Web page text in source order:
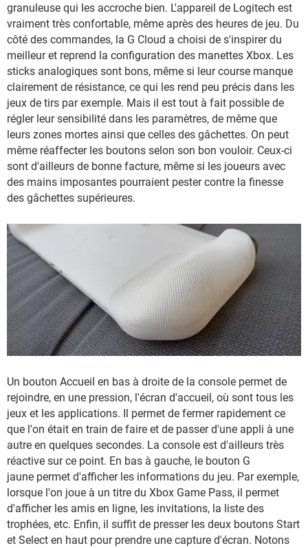
granuleuse qui les accroche bien. L'appareil de Logitech est
vraiment très confortable, même après des heures de jeu. Du
côté des commandes, la G Cloud a choisi de s'inspirer du
meilleur et reprend la configuration des manettes Xbox. Les
sticks analogiques sont bons, même si leur course manque
clairement de résistance, ce qui les rend peu précis dans les
jeux de tirs par exemple. Mais il est tout à fait possible de
régler leur sensibilité dans les paramètres, de même que
leurs zones mortes ainsi que celles des gâchettes. On peut
même réaffecter les boutons selon son bon vouloir. Ceux-ci
sont d'ailleurs de bonne facture, même si les joueurs avec
des mains imposantes pourraient pester contre la finesse
des gâchettes supérieures.
Un bouton Accueil en bas à droite de la console permet de
rejoindre, en une pression, l'écran d'accueil, où sont tous les
jeux et les applications. Il permet de fermer rapidement ce
que l'on était en train de faire et de passer d'une appli à une
autre en quelques secondes. La console est d'ailleurs très
réactive sur ce point. En bas à gauche, le bouton G
jaune permet d'afficher les informations du jeu. Par exemple,
lorsque l'on joue à un titre du Xbox Game Pass, il permet
d'afficher les amis en ligne, les invitations, la liste des
trophées, etc. Enfin, il suffit de presser les deux boutons Start
et Select en haut pour prendre une capture d'écran. Notons